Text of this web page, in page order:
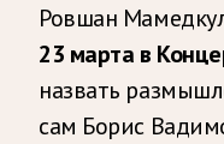
Ровшан
23 марта в
назвать
сам Борис